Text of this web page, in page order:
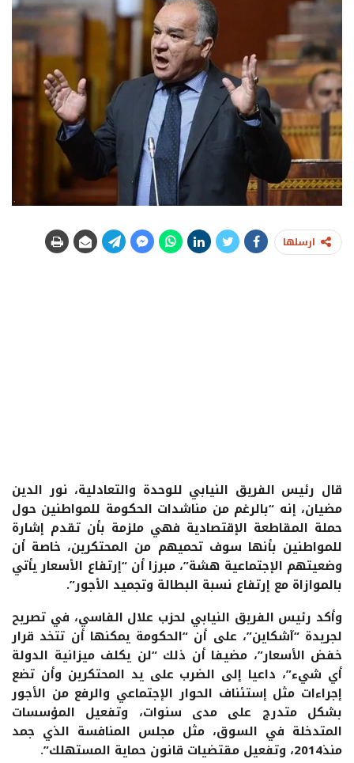
ارسلها
قال رئيس الفريق النيابي للوحدة والتعادلية، نور الدين
مضيان، إنه “بالرغم من مناشدات الحكومة للمواطنين حول
حملة المقاطعة الإقتصادية فهي ملزمة بأن تقدم إشارة
للمواطنين بأنها سوف تحميهم من المحتكرين، خاصة أن
وضعيتهم الإجتماعية هشة”، مبرزا أن “إرتفاع الأسعار يأتي
بالموازاة مع إرتفاع نسبة البطالة وتجميد الأجور”.
وأكد رئيس الفريق النيابي لحزب علال الفاسي، في تصريح
لجريدة “آشكاين”، على أن “الحكومة يمكنها أن تتخد قرار
خفض الأسعار”، مضيفا أن ذلك “لن يكلف ميزانية الدولة
أي شيء”، داعيا إلى الضرب على يد المحتكرين وأن تضع
إجراءات مثل إستئناف الحوار الإجتماعي والرفع من الأجور
بشكل متدرج على مدى سنوات، وتفعيل المؤسسات
المتدخلة في السوق، مثل مجلس المنافسة الذي جمد
منذ2014، وتفعيل مقتضيات قانون حماية المستهلك”.